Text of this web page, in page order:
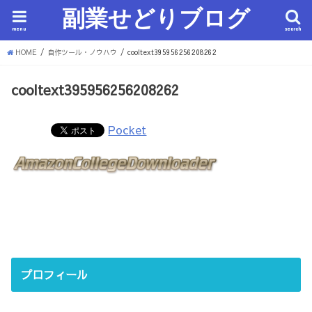
副業せどりブログ search
menu
HOME 自作ツール・ノウハウ cooltext395956256208262
cooltext395956256208262
Pocket
プロフィール